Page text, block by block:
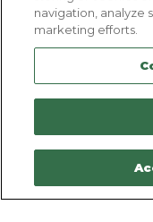
navigation, analyze
marketing efforts.